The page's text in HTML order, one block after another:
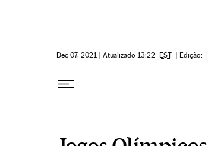
Dec 07, 2021 | Atualizado 13:22 EST | Edição: